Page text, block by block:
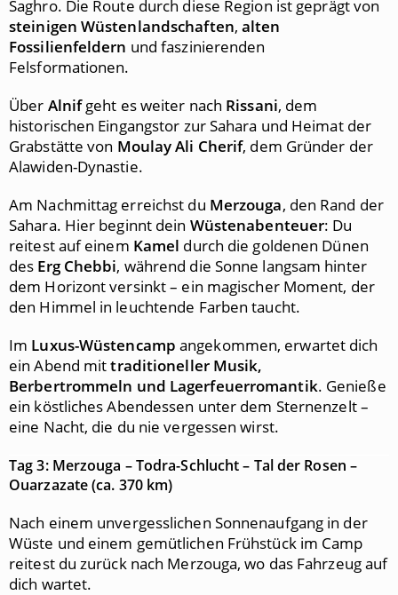
Saghro. Die Route durch diese Region ist geprägt von
steinigen Wüstenlandschaften,alten
Fossilienfeldern und faszinierenden
Felsformationen.
Über Alnifgeht es weiter nach Rissani, dem
historischen Eingangstor zur Sahara und Heimat der
Grabstätte von Moulay Ali Cherif, dem Gründer der
Alawiden-Dynastie.
Am Nachmittag erreichst du Merzouga, den Rand der
Sahara. Hier beginnt dein Wüstenabenteuer: Du
reitest auf einem Kamel durch die goldenen Dünen
des Erg Chebbi, während die Sonne langsam hinter
dem Horizont versinkt – ein magischer Moment, der
den Himmel in leuchtende Farben taucht.
Im Luxus-Wüstencamp angekommen, erwartet dich
ein Abend mittraditioneller Musik,
Berbertrommeln und Lagerfeuerromantik. Genieße
ein köstliches Abendessen unter dem Sternenzelt –
eine Nacht, die du nie vergessen wirst.
Tag 3: Merzouga – Todra-Schlucht – Tal der Rosen –
Ouarzazate (ca. 370 km)
Nach einem unvergesslichen Sonnenaufgang in der
Wüste und einem gemütlichen Frühstück im Camp
reitest du zurück nach Merzouga, wo das Fahrzeug auf
dich wartet.